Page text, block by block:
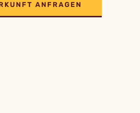
ANFRAGEN